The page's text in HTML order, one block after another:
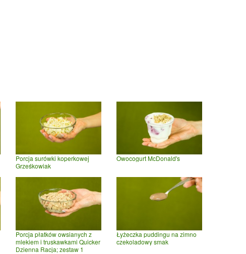
Porcja surówki koperkowej
Grześkowiak
Owocogurt McDonald's
Porcja płatków owsianych z
mlekiem i truskawkami Quicker
Dzienna Racja; zestaw 1
Łyżeczka puddingu na zimno
czekoladowy smak